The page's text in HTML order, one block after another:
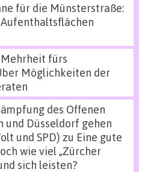
für die Münsterstraße:
fürs
Möglichkeiten der
des Offenen
und Düsseldorf gehen
und SPD) zu Eine gute
wie viel „Zürcher
sich leisten?